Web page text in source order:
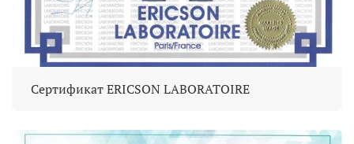
Сертификат ERICSON LABORATOIRE